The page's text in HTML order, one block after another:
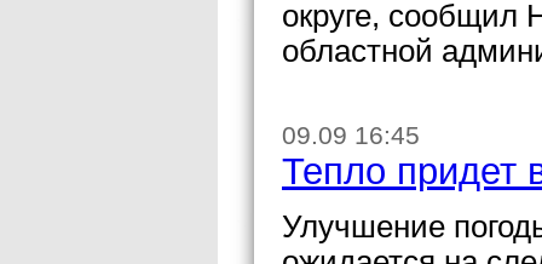
округе, сообщил
областной
09.09 16:45
Тепло придет
Улучшение